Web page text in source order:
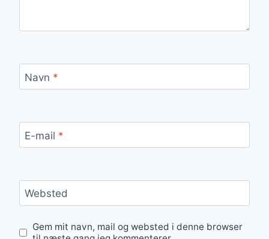
Navn *
E-mail *
Websted
Gem mit navn, mail og websted i denne browser